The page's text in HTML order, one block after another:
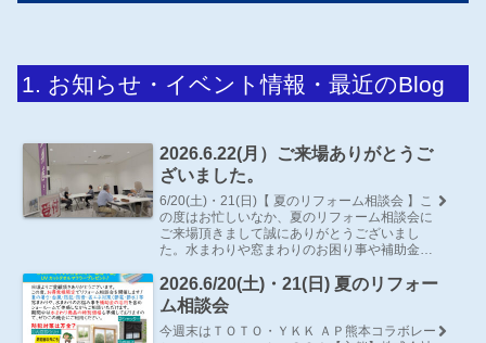
お知らせ・イベント情報・最近のBlog
2026.6.22(月）ご来場ありがとうご
ざいました。
6/20(土)・21(日)【 夏のリフォーム相談会 】こ
の度はお忙しいなか、夏のリフォーム相談会に
ご来場頂きまして誠にありがとうございまし
た。水まわりや窓まわりのお困り事や補助金の
たことを、大変うれ…
2026.6/20(土)・21(日) 夏のリフォー
ム相談会
今週末はＴＯＴＯ・ＹＫＫ ＡＰ熊本コラボレー